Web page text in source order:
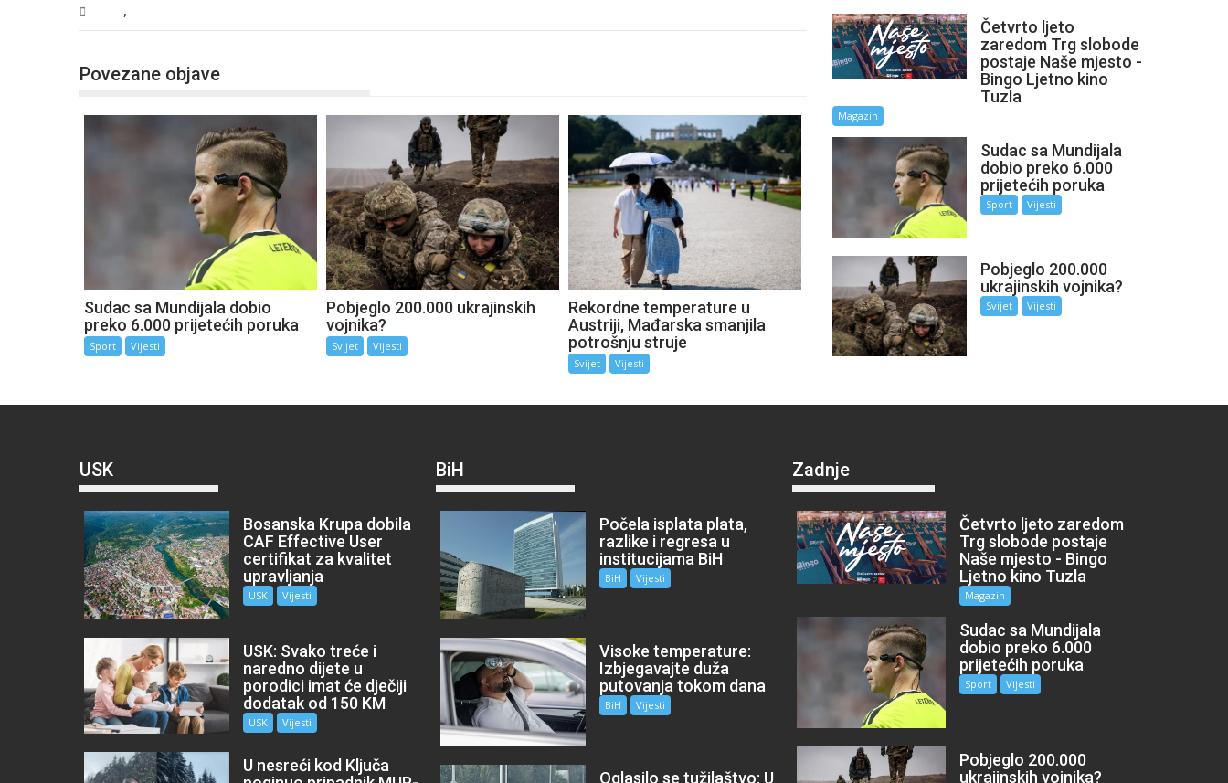
,
Povezane objave
Sudac sa Mundijala dobio
preko 6.000 prijetećih poruka
Sport Vijesti
Pobjeglo 200.000 ukrajinskih
vojnika?
Svijet Vijesti
Rekordne temperature u
Austriji, Mađarska smanjila
potrošnju struje
Svijet Vijesti
Četvrto ljeto
zaredom Trg slobode
postaje Naše mjesto -
Bingo Ljetno kino
Tuzla
Magazin
Sudac sa Mundijala
dobio preko 6.000
prijetećih poruka
Sport Vijesti
Pobjeglo 200.000
ukrajinskih vojnika?
Svijet Vijesti
USK
Bosanska Krupa dobila
CAF Effective User
certifikat za kvalitet
upravljanja
USK Vijesti
USK: Svako treće i
naredno dijete u
porodici imat će dječiji
dodatak od 150 KM
USK Vijesti
U nesreći kod Ključa
BiH
Počela isplata plata,
razlike i regresa u
institucijama BiH
BiH Vijesti
Visoke temperature:
Izbjegavajte duža
putovanja tokom dana
BiH Vijesti
Oglasilo se tužilaštvo: U
Zadnje
Četvrto ljeto zaredom
Trg slobode postaje
Naše mjesto - Bingo
Ljetno kino Tuzla
Magazin
Sudac sa Mundijala
dobio preko 6.000
prijetećih poruka
Sport Vijesti
Pobjeglo 200.000
ukrajinskih vojnika?